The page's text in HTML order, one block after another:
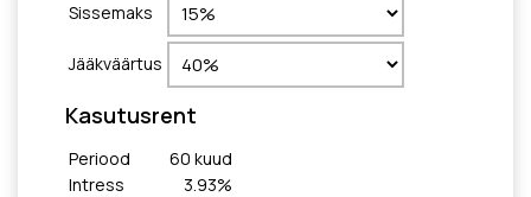
Sissemaks
Jääkväärtus
Kasutusrent
Periood 60 kuud
Intress
3.93%